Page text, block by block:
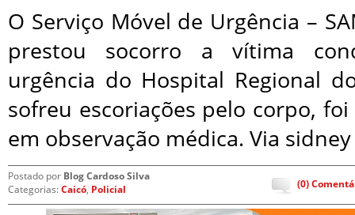
O Serviço Móvel de Urgência –
prestou socorro a vítima
urgência do Hospital Regional
sofreu escoriações pelo corpo,
em observação médica. Via
Postado por Blog Cardoso Silva
Categorias:Caicó, Policial (0)